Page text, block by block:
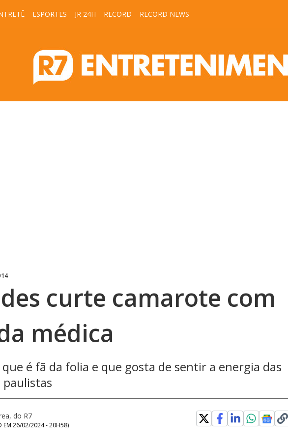
ESPORTES JR 24H RECORD RECORD NEWS
curte camarote com
médica
é fã da folia e que gosta de sentir a energia das
paulistas
do R7
EM 26/02/2024 - 20H58)